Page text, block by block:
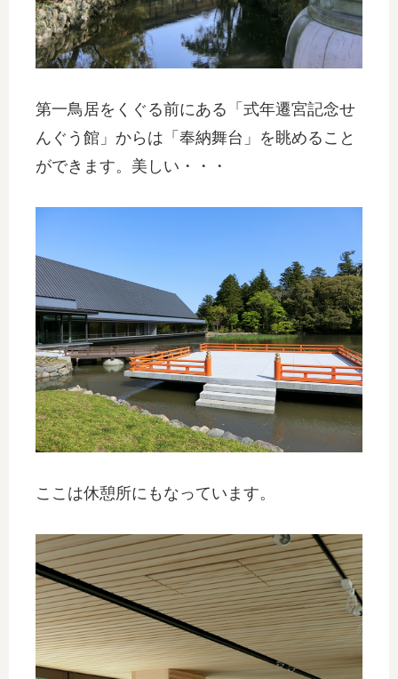
第一鳥居をくぐる前にある「式年遷宮記念せ
んぐう館」からは「奉納舞台」を眺めること
ができます。美しい・・・
ここは休憩所にもなっています。